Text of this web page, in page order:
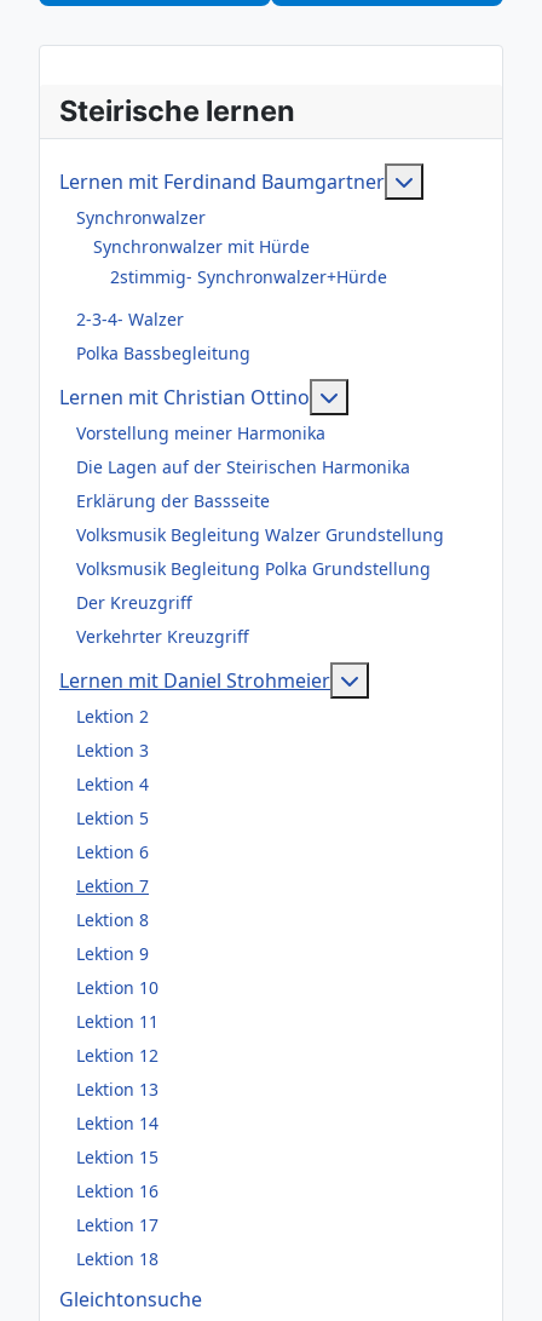
Steirische lernen
Lernen mit Ferdinand Baumgartner
Synchronwalzer
Synchronwalzer mit Hürde
2stimmig- Synchronwalzer+Hürde
2-3-4- Walzer
Polka Bassbegleitung
Lernen mit Christian Ottino
Vorstellung meiner Harmonika
Die Lagen auf der Steirischen Harmonika
Erklärung der Bassseite
Volksmusik Begleitung Walzer Grundstellung
Volksmusik Begleitung Polka Grundstellung
Der Kreuzgriff
Verkehrter Kreuzgriff
Lernen mit Daniel Strohmeier
Lektion 2
Lektion 3
Lektion 4
Lektion 5
Lektion 6
Lektion 7
Lektion 8
Lektion 9
Lektion 10
Lektion 11
Lektion 12
Lektion 13
Lektion 14
Lektion 15
Lektion 16
Lektion 17
Lektion 18
Gleichtonsuche